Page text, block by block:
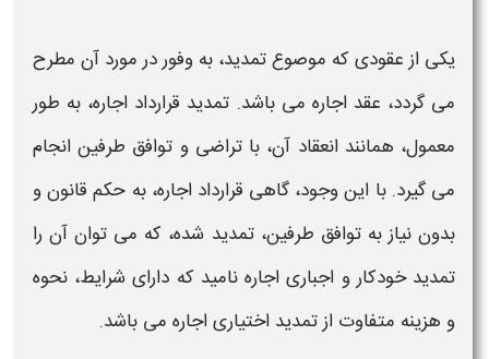
یکی از عقودی که موصوعتمدید، به وفور در مورد آن مطرح
می گردد، عقداجاره می باشد. تمدید قرارداد اجاره، به طور
معمول، همانند انعقاد آن، با تراضی و توافق طرفین انجام
می گیرد. با این وجود، گاهی قرارداد اجاره، به حکم قانون و
بدون نیاز به توافق طرفین،تمدید شده، که می توان آن را
تمدید خودکارو اجباری اجارهنامید که دارای شرایط، نحوه
و هزینه متفاوت ازتمدید اختیاریاجاره می باشد.